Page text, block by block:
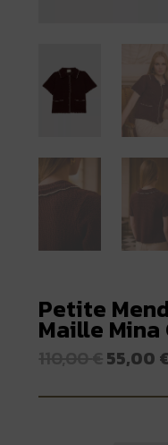
Petite
Maille
Le
initial
55,00